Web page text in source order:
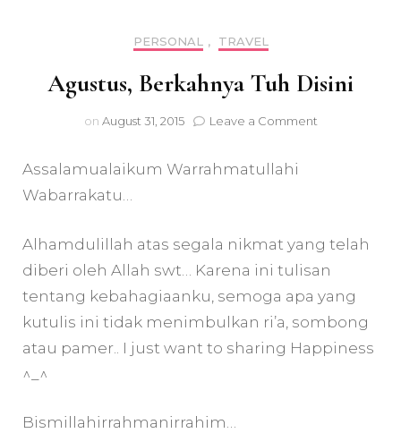
PERSONAL , TRAVEL
Agustus, Berkahnya Tuh Disini
on August 31, 2015 Leave a Commenton
Assalamualaikum Warrahmatullahi
Wabarrakatu…
Alhamdulillah atas segala nikmat yang telah
diberi oleh Allah swt… Karena ini tulisan
tentang kebahagiaanku, semoga apa yang
kutulis ini tidak menimbulkan ri’a, sombong
atau pamer.. I just want to sharing Happiness
^_^
Bismillahirrahmanirrahim…